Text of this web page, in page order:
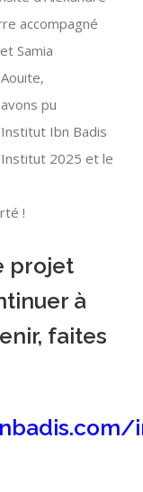
accompagné
Samia
pu
Ibn Badis
2025 et le
!
projet
à
faites